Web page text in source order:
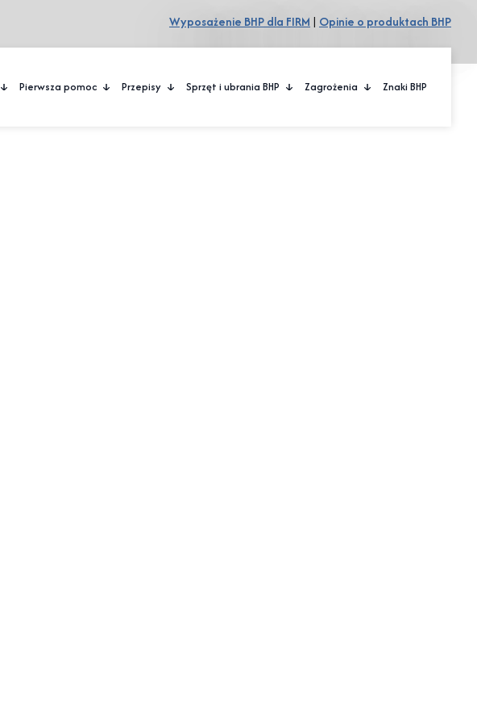
Wyposażenie BHP dla FIRM | Opinie o produktach BHP
Pierwsza pomoc Przepisy Sprzęt i ubrania BHP Zagrożenia Znaki BHP